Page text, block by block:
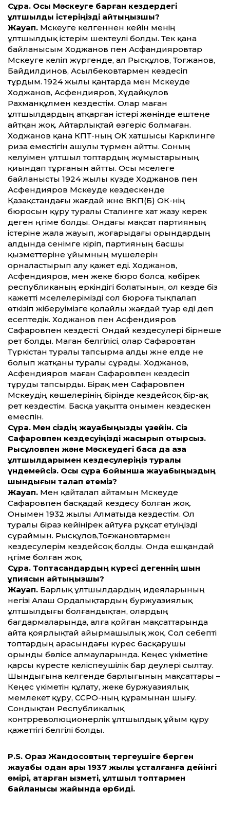
Сұрақ. Осы Мәскеуге барған кездердегі
ұлтшылдық істеріңізді айтыңызшы?
Жауап. Мәскеуге келгеннен кейін менің
ұлтшылдық істерім шектеулі болды. Тек қана
байланысым Ходжанов пен Асфандияровтар
Мәскеуге келіп жүргенде, ал Рысқұлов, Тоғжанов,
Байдилдинов, Асылбековтармен кездесіп
тұрдым. 1924 жылы қаңтарда мен Мәскеуде
Ходжанов, Асфендияров, Хұдайқұлов
Рахманқұлмен кездестім. Олар маған
ұлтшылдардың атқарған істері жөнінде ештеңе
айтқан жоқ. Айтарлықтай өзгеріс болмаған.
Ходжанов қана КПТ-ның ОК хатшысы Карклинге
риза еместігін ашулы түрмен айтты. Соның
келуімен ұлтшыл топтардың жұмыстарының
қиындап тұрғанын айтты. Осы мәселеге
байланысты 1924 жылы күзде Ходжанов пен
Асфендияров Мәскеуде кездескенде
Қазақстандағы жағдай және ВКП(Б) ОК-нің
бюросын құру туралы Сталинге хат жазу керек
деген әңгіме болды. Ондағы мақсат партияның
істеріне жала жауып, жоғарыдағы орындардың
алдында сенімге кіріп, партияның басшы
қызметтеріне ұйымның мүшелерін
орналастырып алу қажет еді. Ходжанов,
Асфендияров, мен жеке бюро болса, көбірек
республиканың еркіндігі болатынын, ол кезде біз
кажетті мәселелерімізді сол бюроға тықпалап
өткізіп жіберуімізге қолайлы жағдай туар еді деп
есептедік. Ходжанов пен Асфендияров
Сафаровпен кездесті. Ондай кездесулері бірнеше
рет болды. Маған белгілісі, олар Сафаровтан
Түркістан туралы тапсырма алды және елде не
болып жатқаны туралы сұрады. Ходжанов,
Асфендияров маған Сафаровпен кездесіп
тұруды тапсырды. Бірақ мен Сафаровпен
Мәскеудің көшелерінің бірінде кездейсоқ бір-ақ
рет кездестім. Басқа уақытта онымен кездескен
емеспін.
Сұрақ. Мен сіздің жауабыңызды үзейін. Сіз
Сафаровпен кездесуіңізді жасырып отырсыз.
Рысқұловпен және Мәскеудегі басқа да қазақ
ұлтшылдарымен кездесулеріңіз туралы
үндемейсіз. Осы сұрақ бойынша жауабыңыздың
шындығын талап етеміз?
Жауап. Мен қайталап айтамын Мәскеуде
Сафаровпен басқадай кездесу болған жоқ.
Онымен 1932 жылы Алматыда кездестім. Ол
туралы біраз кейінірек айтуға рұқсат етуіңізді
сұраймын. Рысқұлов,Тоғжановтармен
кездесулерім кездейсоқ болды. Онда ешқандай
әңгіме болған жоқ.
Сұрақ. Топтасқандардың күресі дегеннің шын
құпиясын айтыңызшы?
Жауап. Барлық ұлтшылдардың идеяларының
негізі Алаш Ордалықтардың буржуазиялық
ұлтшылдығы болғандықтан, олардың
бағдармаларында, алға қойған мақсаттарында
айта қоярлықтай айырмашылық жоқ. Сол себепті
топтардың арасындағы күрес басқарушы
орынды бөлісе алмауларында. Кеңес үкіметіне
қарсы күресте келіспеушілік бар деулері сылтау.
Шындығына келгенде барлығының мақсаттары –
Кеңес үкіметін құлату, жеке буржуазиялық
мемлекет құру, ССРО-ның құрамынан шығу.
Сондықтан Республикалық
контрреволюционерлік ұлтшылдық ұйым құру
қажеттігі белгілі болды.
P.S. Ораз Жандосовтың тергеушіге берген
жауабы одан ары 1937 жылы ұсталғанға дейінгі
өмірі, атқарған қызметі, ұлтшыл топтармен
байланысы жайында өрбиді.